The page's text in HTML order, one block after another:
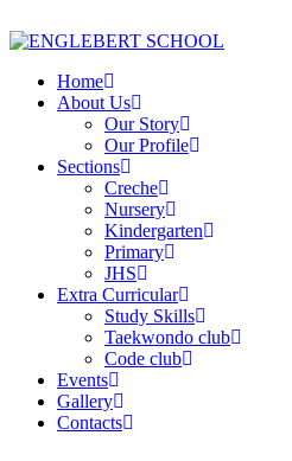
Home
About Us
Our Story
Our Profile
Sections
Creche
Nursery
Kindergarten
Primary
JHS
Extra Curricular
Study Skills
Taekwondo club
Code club
Events
Gallery
Contacts